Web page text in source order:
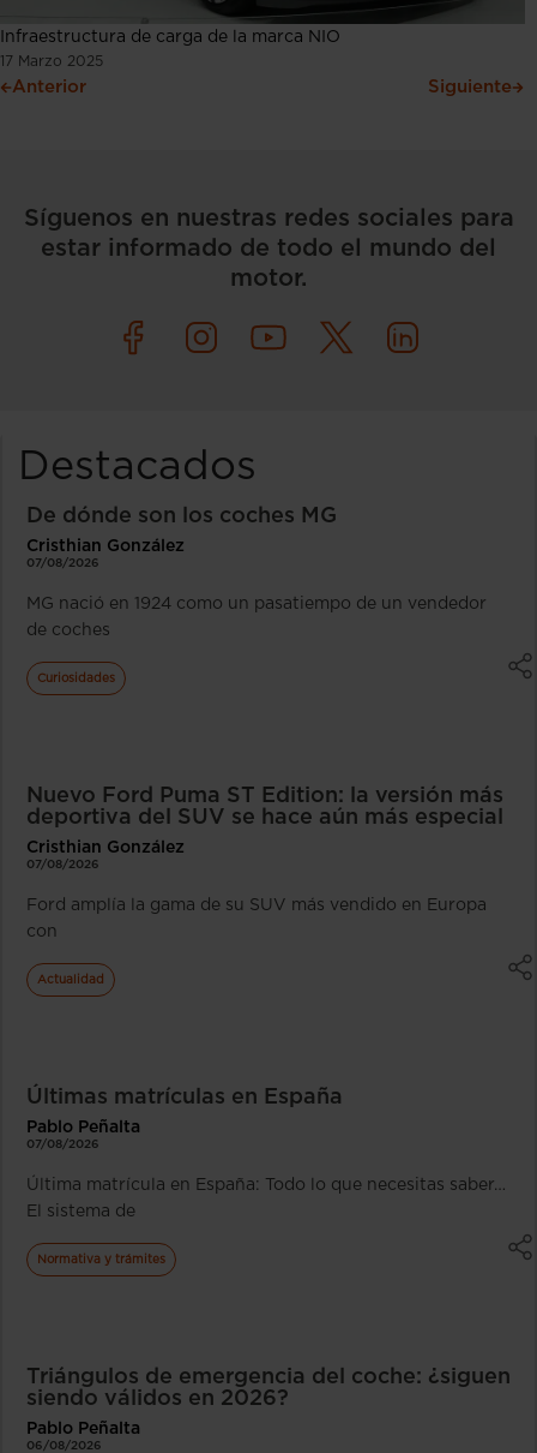
Infraestructura de carga de la marca NIO
17 Marzo 2025
Anterior Siguiente
Síguenos en nuestras redes sociales para
estar informado de todo el mundo del
motor.
Destacados
De dónde son los coches MG
Cristhian González
07/08/2026
MG nació en 1924 como un pasatiempo de un vendedor
de coches
Curiosidades
Nuevo Ford Puma ST Edition: la versión más
deportiva del SUV se hace aún más especial
Cristhian González
07/08/2026
Ford amplía la gama de su SUV más vendido en Europa
con
Actualidad
Últimas matrículas en España
Pablo Peñalta
07/08/2026
Última matrícula en España: Todo lo que necesitas saber…
El sistema de
Normativa y trámites
Triángulos de emergencia del coche: ¿siguen
siendo válidos en 2026?
Pablo Peñalta
06/08/2026